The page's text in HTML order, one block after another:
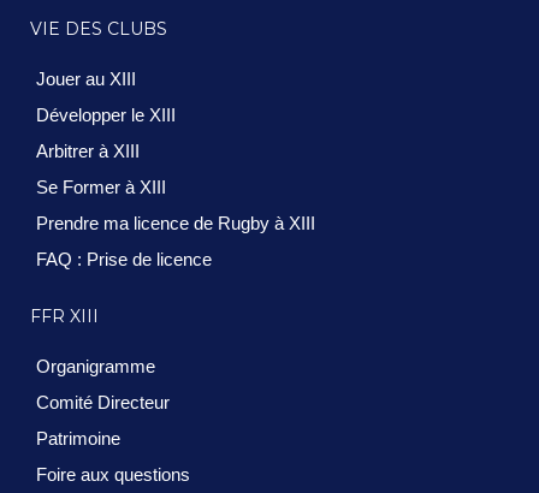
VIE DES CLUBS
Jouer au XIII
Développer le XIII
Arbitrer à XIII
Se Former à XIII
Prendre ma licence de Rugby à XIII
FAQ : Prise de licence
FFR XIII
Organigramme
Comité Directeur
Patrimoine
Foire aux questions